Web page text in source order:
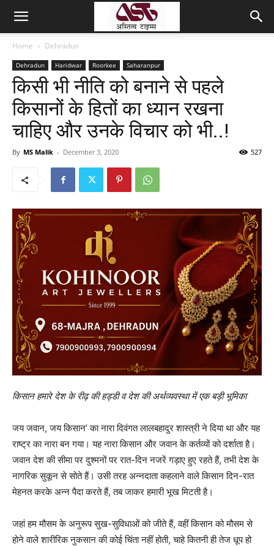
Home Dehradun
Dehradun Haridwar Roorkee Saharanpur
किसी भी नीति को बनाने से पहले
किसानों के हितों का ध्यान रखना
चाहिए और उनके विचार को भी..!
By MS Malik - December 3, 2020 527
किसान हमारे देश के रीढ़ की हड्डी व देश की अर्थव्यवस्था में एक बड़ी भूमिका
जय जवान, जय किसान’ का नारा दिवंगत लालबहादुर शास्त्री ने दिया था और यह
राष्ट्र का नारा बन गया। यह नारा किसान और जवान के कर्तव्यों को दर्शाता है।
जवान देश की सीमा पर दुश्मनों पर रात-दिन नजरें गड़ाए हुए रहते हैं, तभी देश के
नागरिक सुकून से सोते हैं। उसी तरह अन्नदाता कहलाने वाले किसान दिन-रात
मेहनत करके अन्न पैदा करते हैं, तब जाकर हमारी भूख मिटती है।
जहां हम मौसम के अनुरूप सुख-सुविधाओं को जीते हैं, वहीं किसान को मौसम से
होने वाले शारीरिक नुकसान की कोई चिंता नहीं होती, चाहे कितनी ही तेज धूप हो